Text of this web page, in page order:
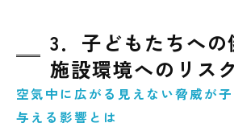
3．子どもたちへの
施設環境へのリスク
空気中に広がる見えない脅威が
与える影響とは